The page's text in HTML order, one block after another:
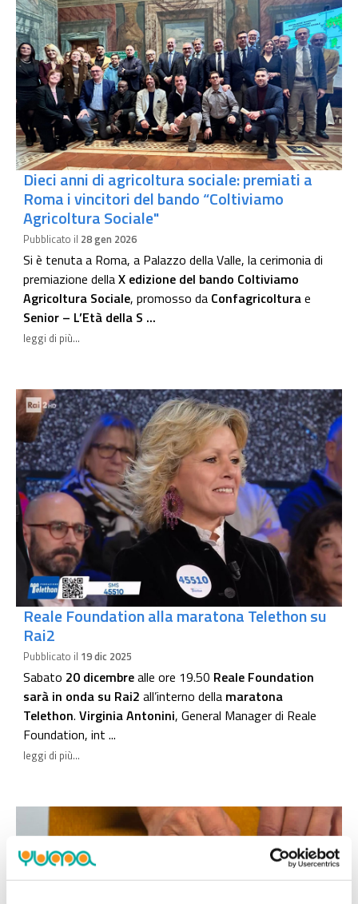
Dieci anni di agricoltura sociale: premiati a
Roma i vincitori del bando “Coltiviamo
Agricoltura Sociale"
Pubblicato il 28 gen 2026
Si è tenuta a Roma, a Palazzo della Valle, la cerimonia di
premiazione dellaX edizione del bando Coltiviamo
Agricoltura Sociale, promosso da Confagricolturae
Senior – L’Età della S ...
leggi di più...
Reale Foundation alla maratona Telethon su
Rai2
Pubblicato il 19 dic 2025
Sabato 20 dicembrealle ore 19.50 Reale Foundation
sarà in onda su Rai2 all’interno della maratona
Telethon. Virginia Antonini, General Manager di Reale
Foundation, int ...
leggi di più...